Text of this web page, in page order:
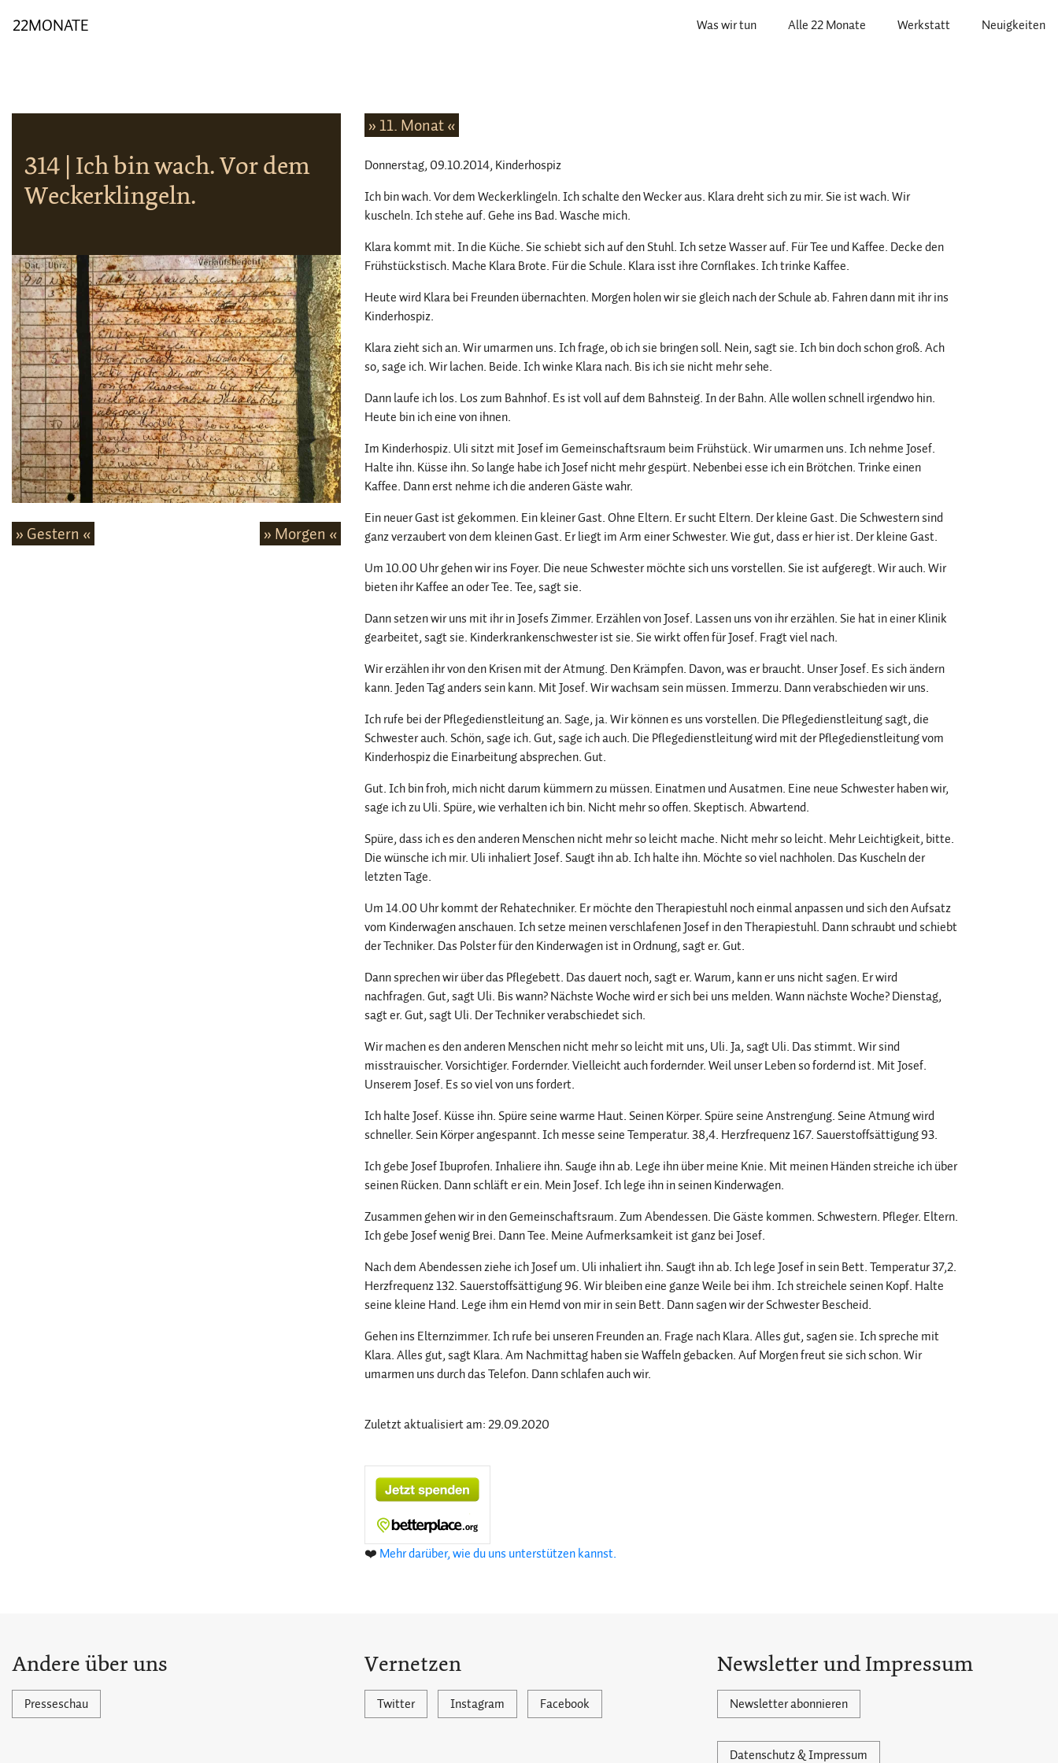
22MONATE Was wir tun Alle 22 Monate Werkstatt Neuigkeiten
314 | Ich bin wach. Vor dem
Weckerklingeln.
» Gestern « » Morgen «
» 11. Monat «
Donnerstag, 09.10.2014, Kinderhospiz
Ich bin wach. Vor dem Weckerklingeln. Ich schalte den Wecker aus. Klara dreht sich zu mir. Sie ist wach. Wir
kuscheln. Ich stehe auf. Gehe ins Bad. Wasche mich.
Klara kommt mit. In die Küche. Sie schiebt sich auf den Stuhl. Ich setze Wasser auf. Für Tee und Kaffee. Decke den
Frühstückstisch. Mache Klara Brote. Für die Schule. Klara isst ihre Cornflakes. Ich trinke Kaffee.
Heute wird Klara bei Freunden übernachten. Morgen holen wir sie gleich nach der Schule ab. Fahren dann mit ihr ins
Kinderhospiz.
Klara zieht sich an. Wir umarmen uns. Ich frage, ob ich sie bringen soll. Nein, sagt sie. Ich bin doch schon groß. Ach
so, sage ich. Wir lachen. Beide. Ich winke Klara nach. Bis ich sie nicht mehr sehe.
Dann laufe ich los. Los zum Bahnhof. Es ist voll auf dem Bahnsteig. In der Bahn. Alle wollen schnell irgendwo hin.
Heute bin ich eine von ihnen.
Im Kinderhospiz. Uli sitzt mit Josef im Gemeinschaftsraum beim Frühstück. Wir umarmen uns. Ich nehme Josef.
Halte ihn. Küsse ihn. So lange habe ich Josef nicht mehr gespürt. Nebenbei esse ich ein Brötchen. Trinke einen
Kaffee. Dann erst nehme ich die anderen Gäste wahr.
Ein neuer Gast ist gekommen. Ein kleiner Gast. Ohne Eltern. Er sucht Eltern. Der kleine Gast. Die Schwestern sind
ganz verzaubert von dem kleinen Gast. Er liegt im Arm einer Schwester. Wie gut, dass er hier ist. Der kleine Gast.
Um 10.00 Uhr gehen wir ins Foyer. Die neue Schwester möchte sich uns vorstellen. Sie ist aufgeregt. Wir auch. Wir
bieten ihr Kaffee an oder Tee. Tee, sagt sie.
Dann setzen wir uns mit ihr in Josefs Zimmer. Erzählen von Josef. Lassen uns von ihr erzählen. Sie hat in einer Klinik
gearbeitet, sagt sie. Kinderkrankenschwester ist sie. Sie wirkt offen für Josef. Fragt viel nach.
Wir erzählen ihr von den Krisen mit der Atmung. Den Krämpfen. Davon, was er braucht. Unser Josef. Es sich ändern
kann. Jeden Tag anders sein kann. Mit Josef. Wir wachsam sein müssen. Immerzu. Dann verabschieden wir uns.
Ich rufe bei der Pflegedienstleitung an. Sage, ja. Wir können es uns vorstellen. Die Pflegedienstleitung sagt, die
Schwester auch. Schön, sage ich. Gut, sage ich auch. Die Pflegedienstleitung wird mit der Pflegedienstleitung vom
Kinderhospiz die Einarbeitung absprechen. Gut.
Gut. Ich bin froh, mich nicht darum kümmern zu müssen. Einatmen und Ausatmen. Eine neue Schwester haben wir,
sage ich zu Uli. Spüre, wie verhalten ich bin. Nicht mehr so offen. Skeptisch. Abwartend.
Spüre, dass ich es den anderen Menschen nicht mehr so leicht mache. Nicht mehr so leicht. Mehr Leichtigkeit, bitte.
Die wünsche ich mir. Uli inhaliert Josef. Saugt ihn ab. Ich halte ihn. Möchte so viel nachholen. Das Kuscheln der
letzten Tage.
Um 14.00 Uhr kommt der Rehatechniker. Er möchte den Therapiestuhl noch einmal anpassen und sich den Aufsatz
vom Kinderwagen anschauen. Ich setze meinen verschlafenen Josef in den Therapiestuhl. Dann schraubt und schiebt
der Techniker. Das Polster für den Kinderwagen ist in Ordnung, sagt er. Gut.
Dann sprechen wir über das Pflegebett. Das dauert noch, sagt er. Warum, kann er uns nicht sagen. Er wird
nachfragen. Gut, sagt Uli. Bis wann? Nächste Woche wird er sich bei uns melden. Wann nächste Woche? Dienstag,
sagt er. Gut, sagt Uli. Der Techniker verabschiedet sich.
Wir machen es den anderen Menschen nicht mehr so leicht mit uns, Uli. Ja, sagt Uli. Das stimmt. Wir sind
misstrauischer. Vorsichtiger. Fordernder. Vielleicht auch fordernder. Weil unser Leben so fordernd ist. Mit Josef.
Unserem Josef. Es so viel von uns fordert.
Ich halte Josef. Küsse ihn. Spüre seine warme Haut. Seinen Körper. Spüre seine Anstrengung. Seine Atmung wird
schneller. Sein Körper angespannt. Ich messe seine Temperatur. 38,4. Herzfrequenz 167. Sauerstoffsättigung 93.
Ich gebe Josef Ibuprofen. Inhaliere ihn. Sauge ihn ab. Lege ihn über meine Knie. Mit meinen Händen streiche ich über
seinen Rücken. Dann schläft er ein. Mein Josef. Ich lege ihn in seinen Kinderwagen.
Zusammen gehen wir in den Gemeinschaftsraum. Zum Abendessen. Die Gäste kommen. Schwestern. Pfleger. Eltern.
Ich gebe Josef wenig Brei. Dann Tee. Meine Aufmerksamkeit ist ganz bei Josef.
Nach dem Abendessen ziehe ich Josef um. Uli inhaliert ihn. Saugt ihn ab. Ich lege Josef in sein Bett. Temperatur 37,2.
Herzfrequenz 132. Sauerstoffsättigung 96. Wir bleiben eine ganze Weile bei ihm. Ich streichele seinen Kopf. Halte
seine kleine Hand. Lege ihm ein Hemd von mir in sein Bett. Dann sagen wir der Schwester Bescheid.
Gehen ins Elternzimmer. Ich rufe bei unseren Freunden an. Frage nach Klara. Alles gut, sagen sie. Ich spreche mit
Klara. Alles gut, sagt Klara. Am Nachmittag haben sie Waffeln gebacken. Auf Morgen freut sie sich schon. Wir
umarmen uns durch das Telefon. Dann schlafen auch wir.
Zuletzt aktualisiert am: 29.09.2020
❤️ Mehr darüber, wie du uns unterstützen kannst.
Andere über uns
Presseschau
Vernetzen
Twitter Instagram Facebook
Newsletter und Impressum
Newsletter abonnieren
Datenschutz & Impressum